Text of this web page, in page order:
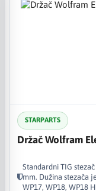
STARPARTS
Držač Wolfram
Standardni TIG
mm. Dužina stezača
WP17, WP18, WP18